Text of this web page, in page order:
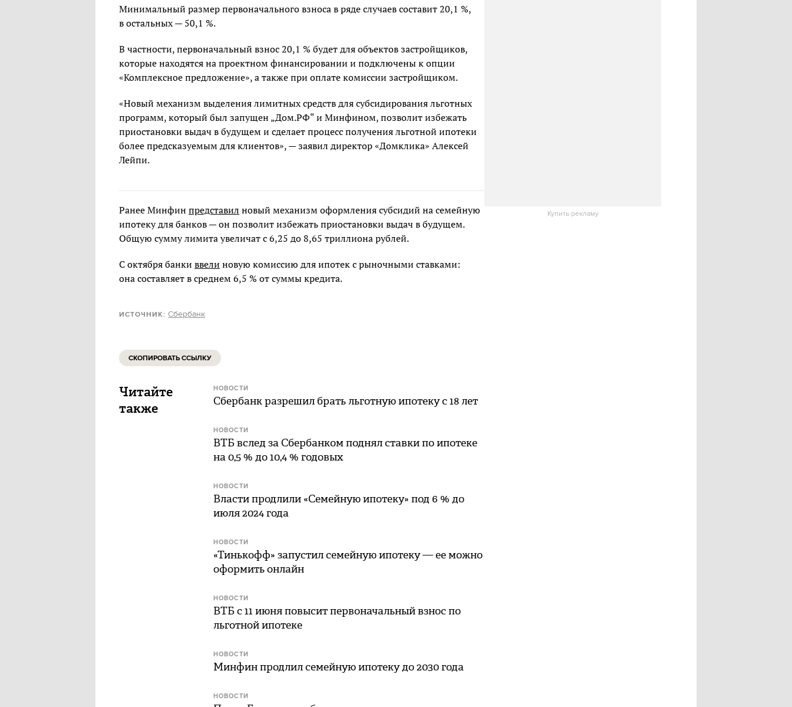
Минимальный размер первоначального взноса в ряде случаев составит 20,1 %,
в остальных — 50,1 %.
В частности, первоначальный взнос 20,1 % будет для объектов застройщиков,
которые находятся на проектном финансировании и подключены к опции
«Комплексное предложение», а также при оплате комиссии застройщиком.
«Новый механизм выделения лимитных средств для субсидирования льготных
программ, который был запущен „Дом.РФ“ и Минфином, позволит избежать
приостановки выдач в будущем и сделает процесс получения льготной ипотеки
более предсказуемым для клиентов», — заявил директор «Домклика» Алексей
Лейпи.
Ранее Минфин представил новый механизм оформления субсидий на семейную
ипотеку для банков — он позволит избежать приостановки выдач в будущем.
Общую сумму лимита увеличат с 6,25 до 8,65 триллиона рублей.
С октября банки ввели новую комиссию для ипотек с рыночными ставками:
она составляет в среднем 6,5 % от суммы кредита.
ИСТОЧНИК: Сбербанк
Купить рекламу
СКОПИРОВАТЬ ССЫЛКУ
Читайте
также
НОВОСТИ
Сбербанк разрешил брать льготную ипотеку с 18 лет
НОВОСТИ
ВТБ вслед за Сбербанком поднял ставки по ипотеке
на 0,5 % до 10,4 % годовых
НОВОСТИ
Власти продлили «Семейную ипотеку» под 6 % до
июля 2024 года
НОВОСТИ
«Тинькофф» запустил семейную ипотеку — ее можно
оформить онлайн
НОВОСТИ
ВТБ с 11 июня повысит первоначальный взнос по
льготной ипотеке
НОВОСТИ
Минфин продлил семейную ипотеку до 2030 года
НОВОСТИ